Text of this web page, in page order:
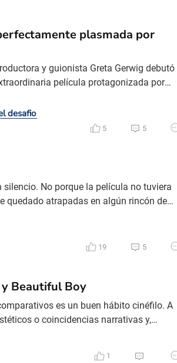
plasmada por
y guionista Greta Gerwig debutó
película protagonizada por
McPherson una joven rebelde,
duda tiene mucho de la propia Gerwig. La
desafio
5 5
silencio. No porque la película no tuviera
quedado atrapadas en algún rincón de
de Iain Reid, pero lo que más me
que me obligó a mirarme en un espejo
19 5
Beautiful Boy
es un buen hábito cinéfilo. A
o coincidencias narrativas y,
del eje temático. Si dos películas tratan el
1